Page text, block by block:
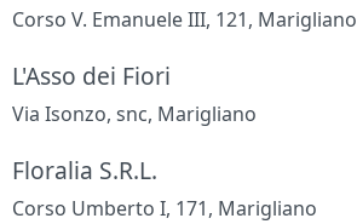
Corso V. Emanuele III, 121, Marigliano
L'Asso dei Fiori
Via Isonzo, snc, Marigliano
Floralia S.R.L.
Corso Umberto I, 171, Marigliano